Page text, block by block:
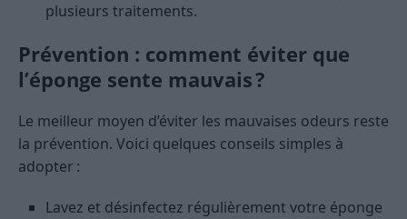
plusieurs traitements.
Prévention : comment éviter que
l’éponge sente mauvais ?
Le meilleur moyen d’éviter les mauvaises odeurs reste
la prévention. Voici quelques conseils simples à
adopter :
Lavez et désinfectez régulièrement votre éponge